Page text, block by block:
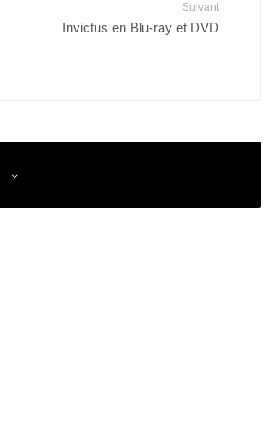
Suivant
Invictus en Blu-ray et DVD